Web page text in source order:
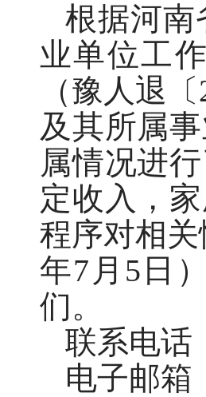
根据河南
业单位工
（豫人退
及其所属
属情况进
定收入，
程序对相关
年7月5日
们。
联系电话
电子邮箱